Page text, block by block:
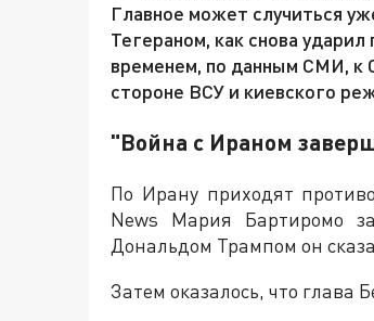
Главное может случиться
Тегераном, как снова
временем, по данным СМИ, к
стороне ВСУ и киевского
"Война с Ираном
По Ирану приходят
News Мария Бартиромо
Дональдом Трампом он
Затем оказалось, что глава